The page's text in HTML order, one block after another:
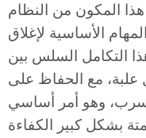
المكون من النظام
الأساسية لإغلاق
التكامل السلس بين
علبة، مع الحفاظ على
وهو أمر أساسي
بشكل كبير الكفاءة